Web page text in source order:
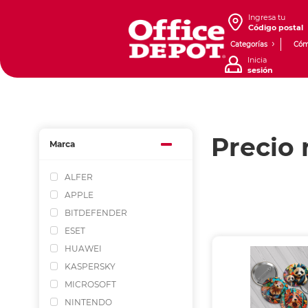
Ingresa tu
Código postal
Categorías
Inicia
sesión
Marca
ALFER
APPLE
BITDEFENDER
ESET
HUAWEI
KASPERSKY
MICROSOFT
NINTENDO
Precio